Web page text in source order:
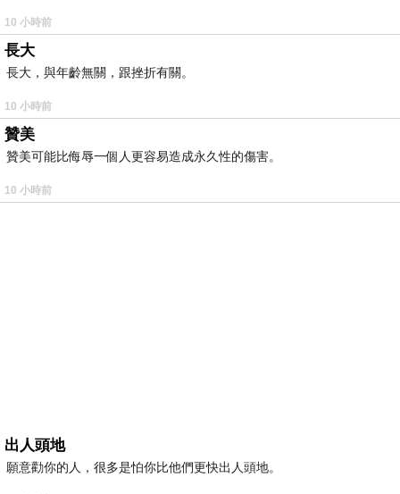
10 小時前
長大
長大，與年齡無關，跟挫折有關。
10 小時前
贊美
贊美可能比侮辱一個人更容易造成永久性的傷害。
10 小時前
出人頭地
願意勸你的人，很多是怕你比他們更快出人頭地。